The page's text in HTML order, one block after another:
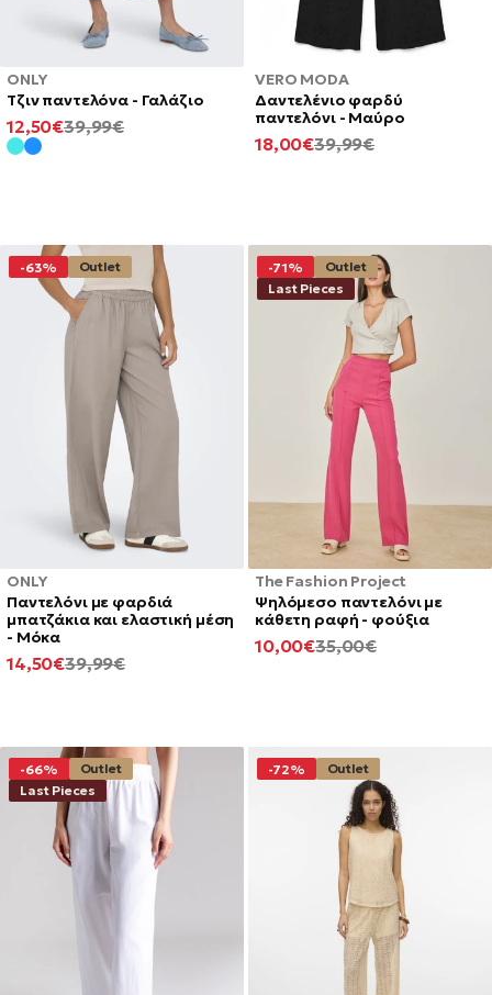
ONLY
Τζιν παντελόνα - Γαλάζιο
ΚΑΝΟΝΙΚΉ
39,99€
ΕΛΆΧΙΣΤΗ
ΤΙΜΉ
12,50€
VERO MODA
Δαντελένιο φαρδύ
παντελόνι - Μαύρο
ΚΑΝΟΝΙΚΉ
39,99€
ΕΛΆΧΙΣΤΗ
18,00€
ONLY
Παντελόνι με φαρδιά
μπατζάκια και ελαστική μέση
- Μόκα
-63% Outlet
ΚΑΝΟΝΙΚΉ
39,99€
ΕΛΆΧΙΣΤΗ
14,50€
The Fashion Project
Ψηλόμεσο παντελόνι με
κάθετη ραφή - φούξια
-71%
Outlet
Last Pieces
ΚΑΝΟΝΙΚΉ
35,00€
ΕΛΆΧΙΣΤΗ
10,00€
-66%
Outlet
Last Pieces
-72% Outlet